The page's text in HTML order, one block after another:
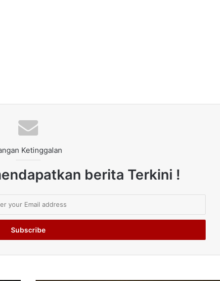
Ketinggalan
berita Terkini !